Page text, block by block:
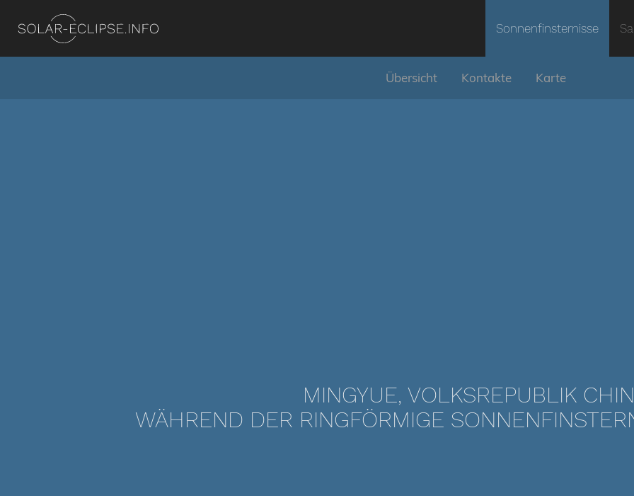
Sonnenfinsternisse
Übersicht Kontakte Karte
MINGYUE, VOLKSREPUBLIK
WÄHREND DER RINGFÖRMIGE